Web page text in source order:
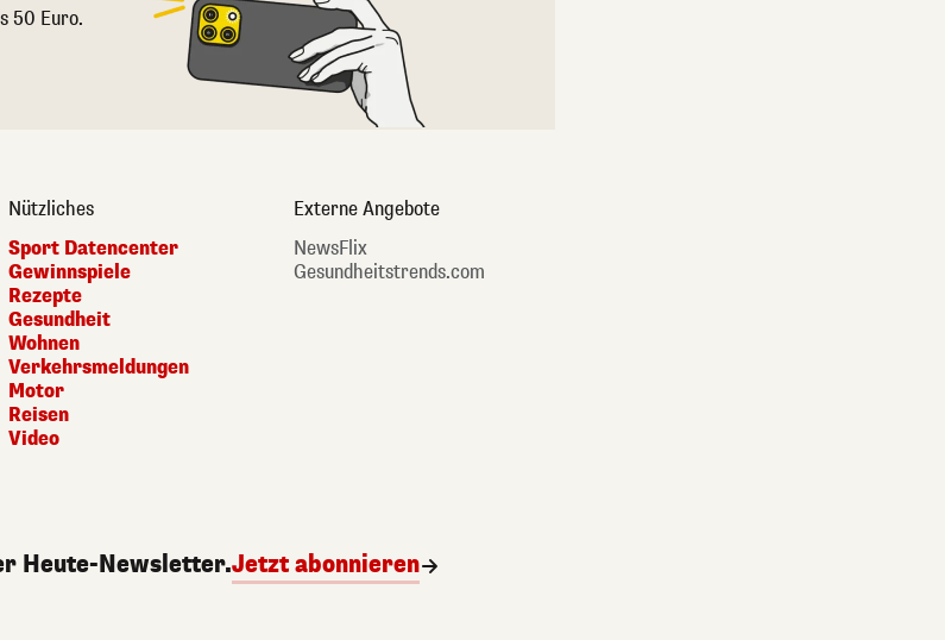
50 Euro.
Nützliches
Sport Datencenter
Gewinnspiele
Rezepte
Gesundheit
Wohnen
Verkehrsmeldungen
Motor
Reisen
Video
Externe Angebote
NewsFlix
Gesundheitstrends.com
Heute-Newsletter.Jetzt abonnieren